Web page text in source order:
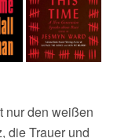
nur den weißen
die Trauer und